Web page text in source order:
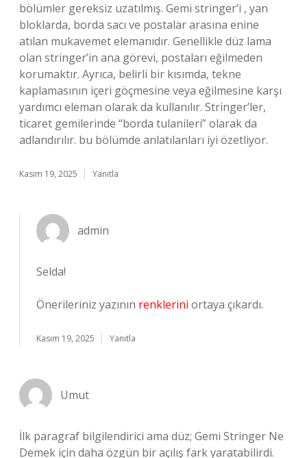
bölümler gereksiz uzatılmış. Gemi stringer’i , yan
bloklarda, borda sacı ve postalar arasına enine
atılan mukavemet elemanıdır. Genellikle düz lama
olan stringer’in ana görevi, postaları eğilmeden
korumaktır. Ayrıca, belirli bir kısımda, tekne
kaplamasının içeri göçmesine veya eğilmesine karşı
yardımcı eleman olarak da kullanılır. Stringer’ler,
ticaret gemilerinde “borda tulanileri” olarak da
adlandırılır. bu bölümde anlatılanları iyi özetliyor.
Kasım 19, 2025 Yanıtla
admin
Selda!
Önerileriniz yazının renklerini ortaya çıkardı.
Kasım 19, 2025 Yanıtla
Umut
İlk paragraf bilgilendirici ama düz; Gemi Stringer Ne
Demek için daha özgün bir açılış fark yaratabilirdi.